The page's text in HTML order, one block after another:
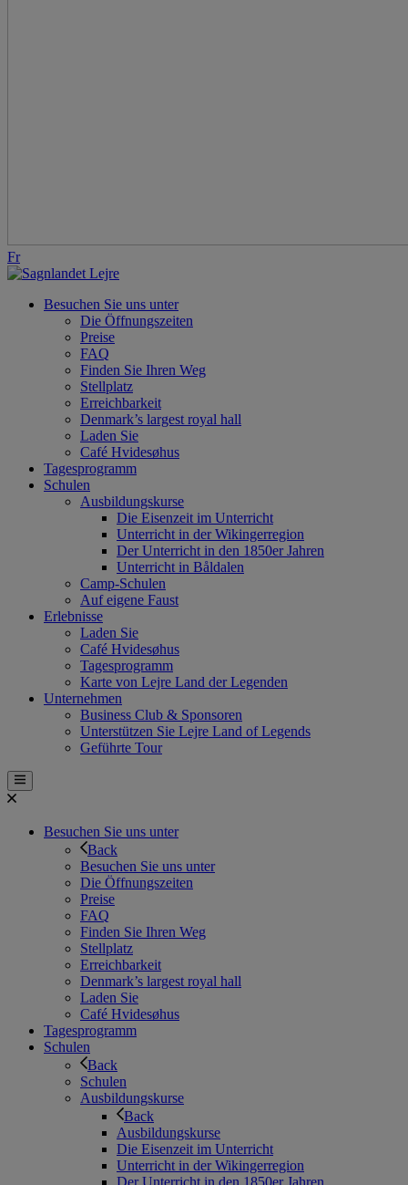
Fr
Besuchen Sie uns unter
Die Öffnungszeiten
Preise
FAQ
Finden Sie Ihren Weg
Stellplatz
Erreichbarkeit
Denmark’s largest royal hall
Laden Sie
Café Hvidesøhus
Tagesprogramm
Schulen
Ausbildungskurse
Die Eisenzeit im Unterricht
Unterricht in der Wikingerregion
Der Unterricht in den 1850er Jahren
Unterricht in Båldalen
Camp-Schulen
Auf eigene Faust
Erlebnisse
Laden Sie
Café Hvidesøhus
Tagesprogramm
Karte von Lejre Land der Legenden
Unternehmen
Business Club & Sponsoren
Unterstützen Sie Lejre Land of Legends
Geführte Tour
Besuchen Sie uns unter
Back
Besuchen Sie uns unter
Die Öffnungszeiten
Preise
FAQ
Finden Sie Ihren Weg
Stellplatz
Erreichbarkeit
Denmark’s largest royal hall
Laden Sie
Café Hvidesøhus
Tagesprogramm
Schulen
Back
Schulen
Ausbildungskurse
Back
Ausbildungskurse
Die Eisenzeit im Unterricht
Unterricht in der Wikingerregion